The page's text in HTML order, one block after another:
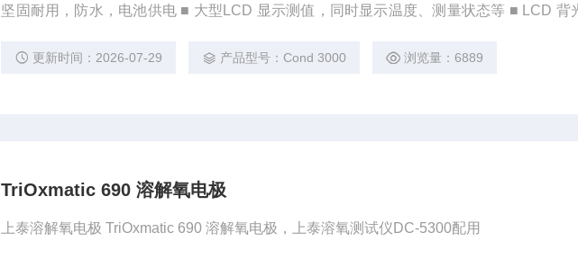
坚固耐用，防水，电池供电 ■ 大型LCD 显示测值，同时显示温度、测量状态等 ■ LCD 背
更新时间：2026-07-29 产品型号：Cond 3000 浏览量：6889
TriOxmatic 690 溶解氧电极
上泰溶解氧电极 TriOxmatic 690 溶解氧电极，上泰溶氧测试仪DC-5300配用